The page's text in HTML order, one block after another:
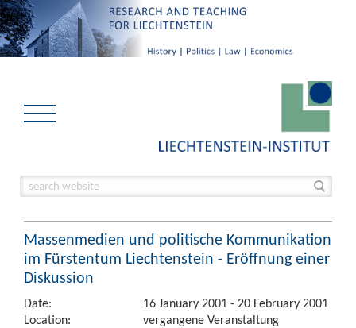
Massenmedien und politische Kommunikation
im Fürstentum Liechtenstein - Eröffnung einer
Diskussion
Date:
16 January 2001 - 20 February 2001
Location:
vergangene Veranstaltung